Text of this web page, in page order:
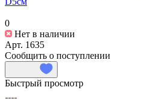
0
Нет в наличии
Арт. 1635
Сообщить о поступлении
Быстрый просмотр